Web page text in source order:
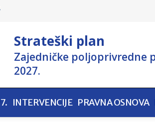
Strateški plan
Zajedničke poljoprivredne
2027.
INTERVENCIJE PRAVNA OSNOVA